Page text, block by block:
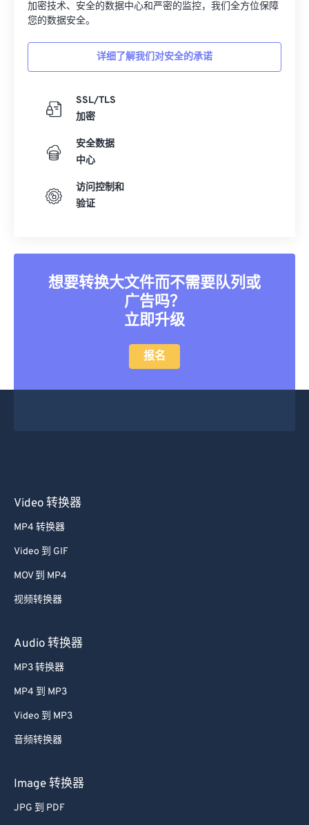
加密技术、安全的数据中心和严密的监控，我们全方位保障
您的数据安全。
详细了解我们对安全的承诺
SSL/TLS
加密
安全数据
中心
访问控制和
验证
想要转换大文件而不需要队列或
广告吗？
立即升级
报名
Video 转换器
MP4 转换器
Video 到 GIF
MOV 到 MP4
视频转换器
Audio 转换器
MP3 转换器
MP4 到 MP3
Video 到 MP3
音频转换器
Image 转换器
JPG 到 PDF